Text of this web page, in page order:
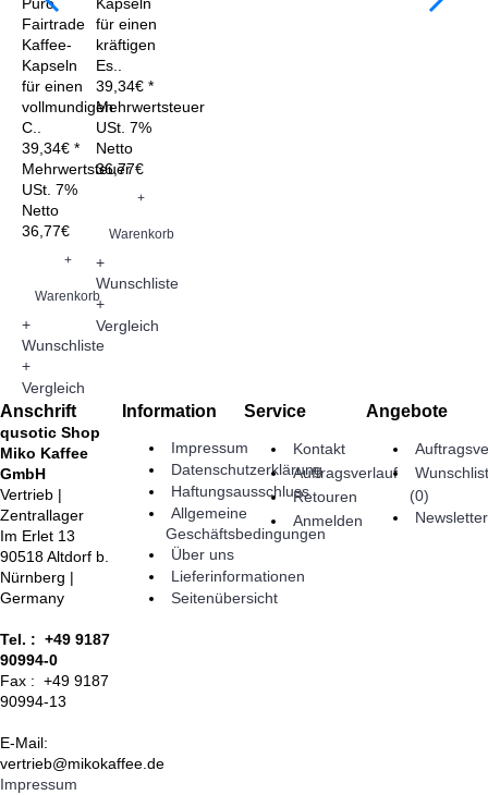
Fairtrade
Kaffee-
Kapseln
für einen
vollmundigen
C..
39,34€ *
Mehrwertsteuer
USt. 7%
Netto
36,77€
+
Warenkorb
+
Wunschliste
+
Vergleich
für einen
kräftigen
Es..
39,34€ *
Mehrwertsteuer
USt. 7%
Netto
36,77€
+
Warenkorb
+
Wunschliste
+
Vergleich
Anschrift
qusotic Shop
Miko Kaffee
GmbH
Vertrieb |
Zentrallager
Im Erlet 13
90518 Altdorf b.
Nürnberg |
Germany
Tel. : +49 9187
90994-0
Fax : +49 9187
90994-13
E-Mail:
vertrieb@mikokaffee.de
Information
Impressum
Datenschutzerklärung
Haftungsausschluss
Allgemeine
Geschäftsbedingungen
Über uns
Lieferinformationen
Seitenübersicht
Service
Kontakt
Auftragsverlauf
Retouren
Anmelden
Angebote
(0)
Newsletter
Impressum